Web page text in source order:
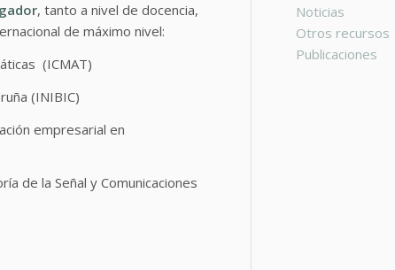
, tanto a nivel de docencia,
de máximo nivel:
(ICMAT)
(INIBIC)
empresarial en
de la Señal y Comunicaciones
Noticias
Otros recursos
Publicaciones